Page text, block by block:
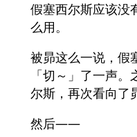
假塞西尔斯应该没
么用。
被昴这么一说，假
「切～」了一声
尔斯，再次看向了
然后——